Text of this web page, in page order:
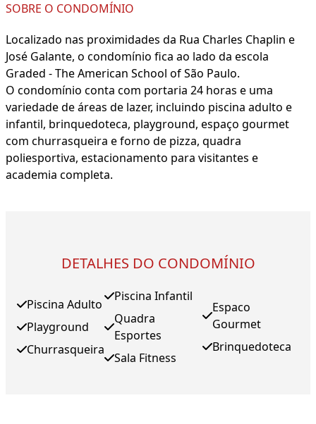
SOBRE O CONDOMÍNIO
Localizado nas proximidades da Rua Charles Chaplin e
José Galante, o condomínio fica ao lado da escola
Graded - The American School of São Paulo.
O condomínio conta com portaria 24 horas e uma
variedade de áreas de lazer, incluindo piscina adulto e
infantil, brinquedoteca, playground, espaço gourmet
com churrasqueira e forno de pizza, quadra
poliesportiva, estacionamento para visitantes e
academia completa.
DETALHES DO CONDOMÍNIO
Piscina Adulto
Playground
Churrasqueira
Piscina Infantil
Quadra
Esportes
Sala Fitness
Espaco
Gourmet
Brinquedoteca